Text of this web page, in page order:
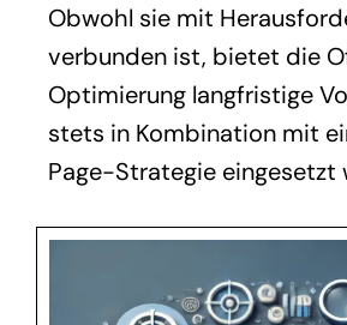
Obwohl sie mit
verbunden ist, bietet die
Optimierung langfristige
stets in Kombination mit
Page-Strategie eingesetzt